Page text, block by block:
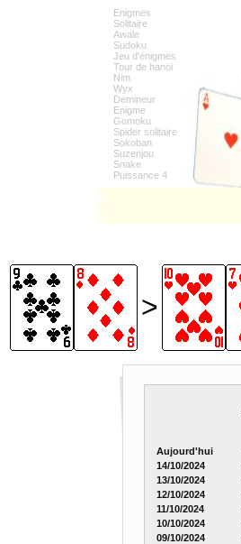
Enigmes
Solitaire
Awale
Sudoku
Jeu d'énigmes
Tour de hanoi
Nim
Wyx
Demineur
Enigme
Gomoku
Spider solitaire
Sokoban
Suzenjou
Snake
Puissance 4
>
Aujourd'hui
14/10/2024
13/10/2024
12/10/2024
11/10/2024
10/10/2024
09/10/2024